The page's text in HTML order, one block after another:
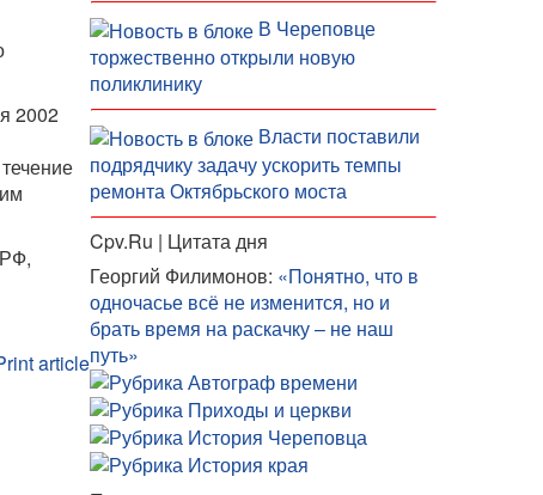
2002
В Череповце
торжественно открыли новую
поликлинику
Власти поставили
подрядчику задачу ускорить темпы
ремонта Октябрьского моста
Cpv.Ru | Цитата дня
Георгий Филимонов: «Понятно, что в
одночасье всё не изменится, но и
брать время на раскачку – не наш
путь»